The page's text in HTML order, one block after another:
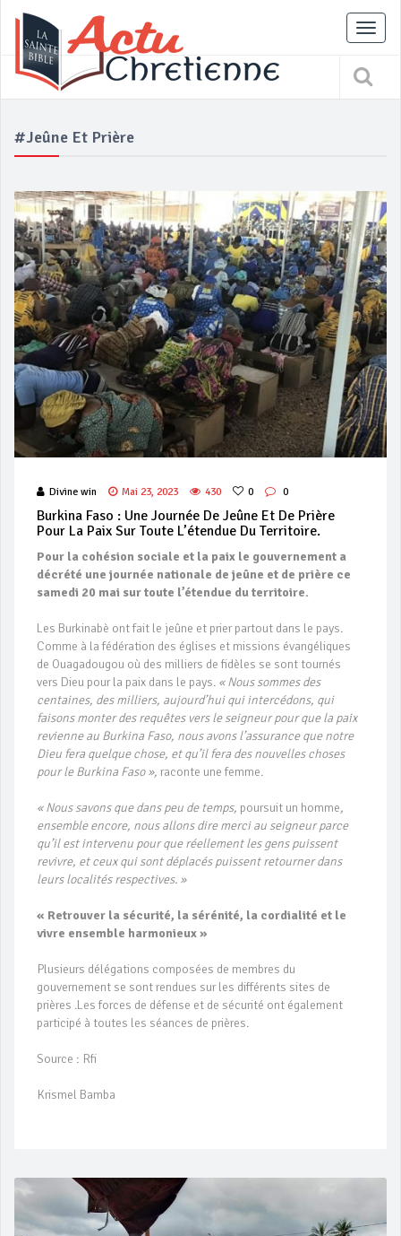
#Jeûne Et Prière
Divine win Mai 23, 2023 430 0 0
Burkina Faso : Une Journée De Jeûne Et De Prière
Pour La Paix Sur Toute L’étendue Du Territoire.
Pour la cohésion sociale et la paix le gouvernement a
décrété une journée nationale de jeûne et de prière ce
samedi 20 mai sur toute l’étendue du territoire.
Les Burkinabè ont fait le jeûne et prier partout dans le pays.
Comme à la fédération des églises et missions évangéliques
de Ouagadougou où des milliers de fidèles se sont tournés
vers Dieu pour la paix dans le pays. « Nous sommes des
centaines, des milliers, aujourd’hui qui intercédons, qui
faisons monter des requêtes vers le seigneur pour que la paix
revienne au Burkina Faso, nous avons l’assurance que notre
Dieu fera quelque chose, et qu’il fera des nouvelles choses
pour le Burkina Faso », raconte une femme.
« Nous savons que dans peu de temps, poursuit un homme,
ensemble encore, nous allons dire merci au seigneur parce
qu’il est intervenu pour que réellement les gens puissent
revivre, et ceux qui sont déplacés puissent retourner dans
leurs localités respectives. »
« Retrouver la sécurité, la sérénité, la cordialité et le
vivre ensemble harmonieux »
Plusieurs délégations composées de membres du
gouvernement se sont rendues sur les différents sites de
prières .Les forces de défense et de sécurité ont également
participé à toutes les séances de prières.
Source : Rfi
Krismel Bamba